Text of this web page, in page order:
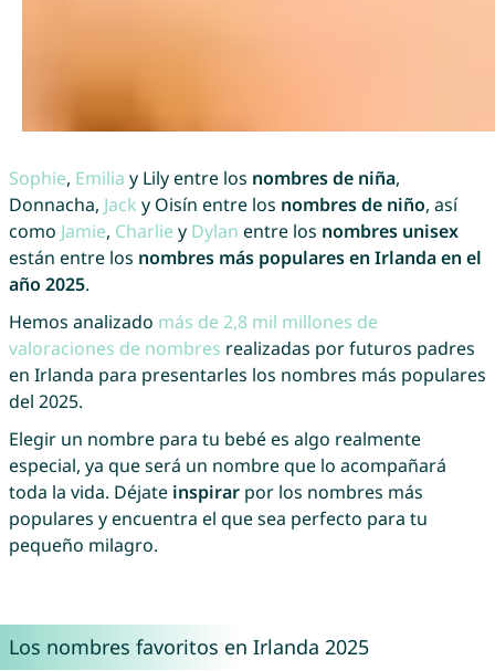
Sophie, Emilia y Lily entre los nombres de niña,
Donnacha, Jack y Oisín entre los nombres de niño, así
como Jamie, Charlie y Dylan entre los nombres unisex
están entre los nombres más populares en Irlanda en el
año 2025.
Hemos analizado más de 2,8 mil millones de
valoraciones de nombres realizadas por futuros padres
en Irlanda para presentarles los nombres más populares
del 2025.
Elegir un nombre para tu bebé es algo realmente
especial, ya que será un nombre que lo acompañará
toda la vida. Déjate inspirarpor los nombres más
populares y encuentra el que sea perfecto para tu
pequeño milagro.
Los nombres favoritos en Irlanda 2025